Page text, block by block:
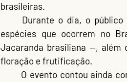
brasileiras.
espécies que ocorrem no
Jacaranda brasiliana —, além
floração e frutificação.
O evento contou ainda